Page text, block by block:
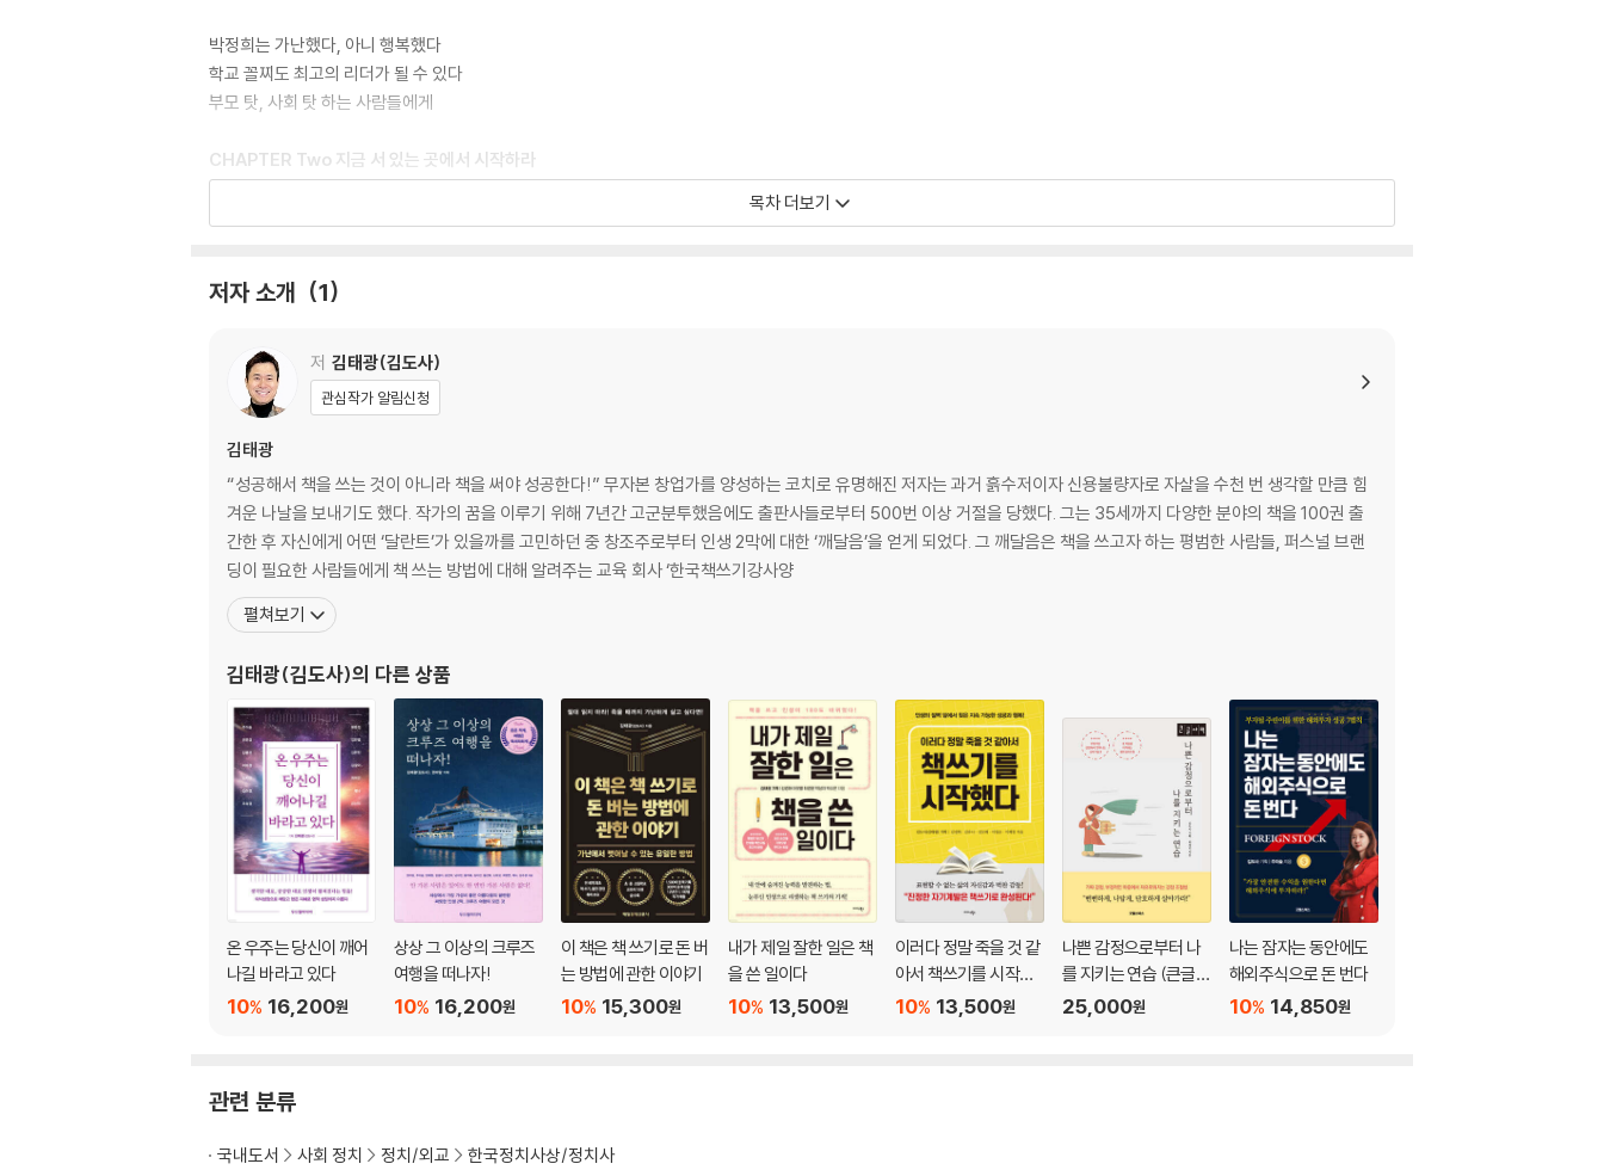
박정희는 가난했다, 아니 행복했다
학교 꼴찌도 최고의 리더가 될 수 있다
부모 탓, 사회 탓 하는 사람들에게
CHAPTER Two 지금 서 있는 곳에서 시작하라
절박하다는 것은 답을 알고 있다는 말이다
CHAPTER Three 세상의 편이 되기보다 세상을 내 편으로 만들어라
디테일에 신경 써라
잘나가는 사람들만 챙기지 마라
성공을 부르는 입버릇 법칙
문제보다 문제 해결에 집중하라
원칙을 정하면 끝까지 실행하라
지금 즉시, 될 때까지 하라
CHAPTER Four 최소 노력으로 성과를 발휘하라
안전한 길은 죽은 자의 길이다
목숨 걸고 일하라
멀리 가려면 함께 가라
일을 했으면 성과를 내라
모든 성공은 도전에서 시작된다
강한 집념은 산도 옮긴다
지독하게 매달려라
CHAPTER Five 내 삶이 누군가의 희망이 되게 하라
최고의 전문가들과 가까이하라
꿈, 3단계로 입체적으로 실행하라
목차 더보기
저자 소개 1
저 김태광(김도사)
관심작가 알림신청
김태광
“성공해서 책을 쓰는 것이 아니라 책을 써야 성공한다!” 무자본 창업가를 양성하는 코치로 유명해진 저자는 과거 흙수저이자 신용불량자로 자살을 수천 번 생각할 만큼 힘
겨운 나날을 보내기도 했다. 작가의 꿈을 이루기 위해 7년간 고군분투했음에도 출판사들로부터 500번 이상 거절을 당했다. 그는 35세까지 다양한 분야의 책을 100권 출
간한 후 자신에게 어떤 ‘달란트’가 있을까를 고민하던 중 창조주로부터 인생 2막에 대한 ‘깨달음’을 얻게 되었다. 그 깨달음은 책을 쓰고자 하는 평범한 사람들, 퍼스널 브랜
딩이 필요한 사람들에게 책 쓰는 방법에 대해 알려주는 교육 회사 ‘한국책쓰기강사양
펼쳐보기
김태광(김도사)의 다른 상품
온 우주는 당신이 깨어
나길 바라고 있다
16,200원
10%
상상 그 이상의 크루즈
여행을 떠나자!
16,200원
10%
이 책은 책 쓰기로 돈 버
는 방법에 관한 이야기
15,300원
10%
내가 제일 잘한 일은 책
을 쓴 일이다
13,500원
10%
이러다 정말 죽을 것 같
아서 책쓰기를 시작했
다
13,500원
10%
나쁜 감정으로부터 나
를 지키는 연습 (큰글자
책)
25,000원
나는 잠자는 동안에도
해외주식으로 돈 번다
14,850원
10%
관련 분류
국내도서 사회 정치 정치/외교 한국정치사상/정치사